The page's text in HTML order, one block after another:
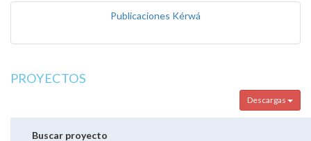
Publicaciones Kérwá
PROYECTOS
Descargas
Buscar proyecto